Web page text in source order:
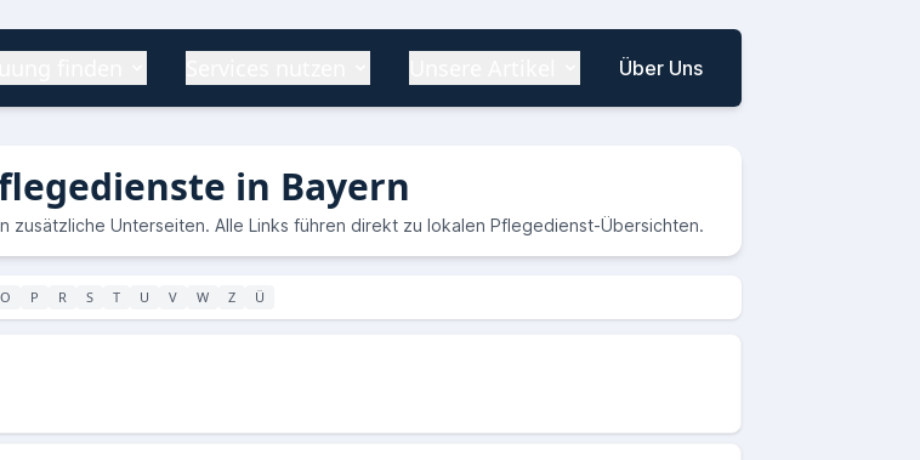
Über Uns
in Bayern
zusätzliche Unterseiten. Alle Links führen direkt zu lokalen Pflegedienst-Übersichten.
O P R S T U V W Z Ü